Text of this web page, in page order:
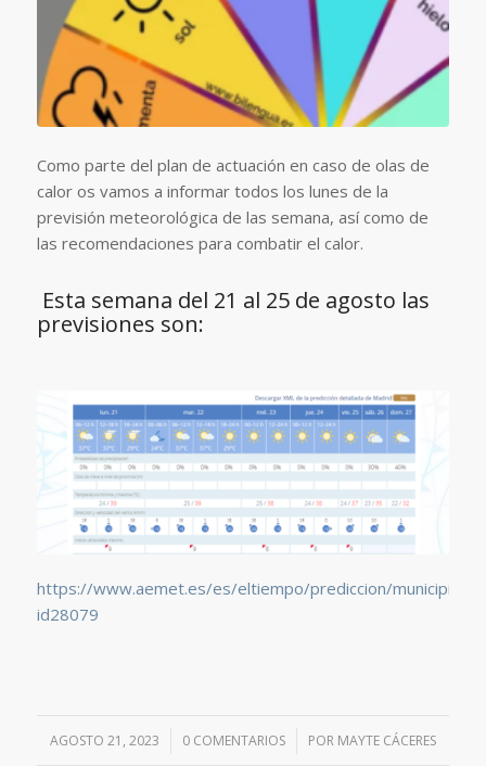
Como parte del plan de actuación en caso de olas de
calor os vamos a informar todos los lunes de la
previsión meteorológica de las semana, así como de
las recomendaciones para combatir el calor.
Esta semana del 21 al 25 de agosto las
previsiones son:
https://www.aemet.es/es/eltiempo/prediccion/municipios/
id28079
AGOSTO 21, 2023
/ 0 COMENTARIOS
/ POR MAYTE CÁCERES